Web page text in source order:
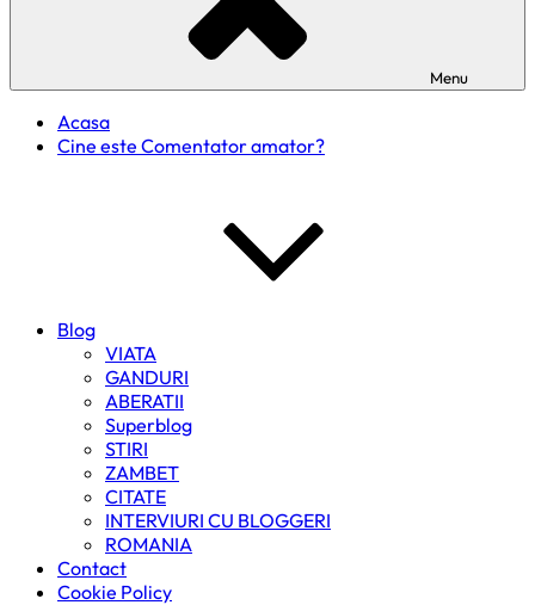
Menu
Acasa
Cine este Comentator amator?
Blog
VIATA
GANDURI
ABERATII
Superblog
STIRI
ZAMBET
CITATE
INTERVIURI CU BLOGGERI
ROMANIA
Contact
Cookie Policy